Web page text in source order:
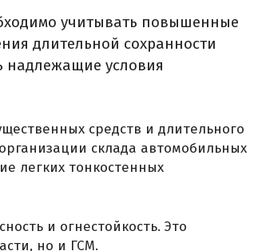
учитывать повышенные
длительной сохранности
надлежащие условия
средств и длительного
склада автомобильных
легких тонкостенных
и огнестойкость. Это
но и ГСМ.